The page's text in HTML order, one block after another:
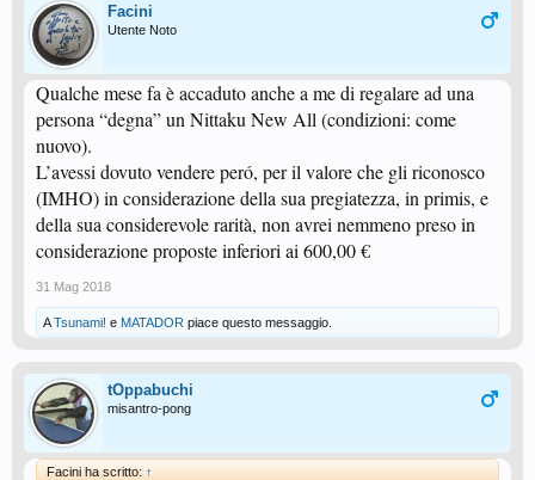
Facini
Utente Noto
Qualche mese fa è accaduto anche a me di regalare ad una
persona “degna” un Nittaku New All (condizioni: come
nuovo).
L’avessi dovuto vendere peró, per il valore che gli riconosco
(IMHO) in considerazione della sua pregiatezza, in primis, e
della sua considerevole rarità, non avrei nemmeno preso in
considerazione proposte inferiori ai 600,00 €
31 Mag 2018
ATsunami! e MATADOR piace questo messaggio.
tOppabuchi
misantro-pong
Facini ha scritto: ↑